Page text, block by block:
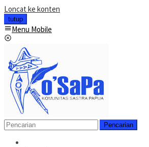
Loncat ke konten
tutup
Menu Mobile
Pencarian